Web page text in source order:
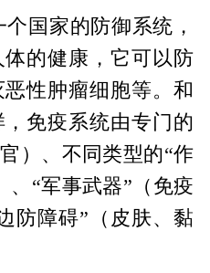
国家的防御系统，
的健康，它可以防
性肿瘤细胞等。和
免疫系统由专门的
）、不同类型的“作
、“军事武器”（免疫
防障碍”（皮肤、黏